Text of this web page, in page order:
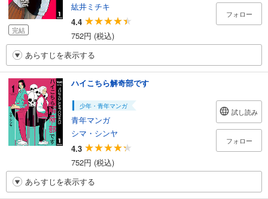
完結
紘井ミチキ
4.4
752円 (税込)
フォロー
あらすじを表示する
ハイこちら解奇部です
少年・青年マンガ
青年マンガ
シマ・シンヤ
4.3
752円 (税込)
試し読み
フォロー
あらすじを表示する